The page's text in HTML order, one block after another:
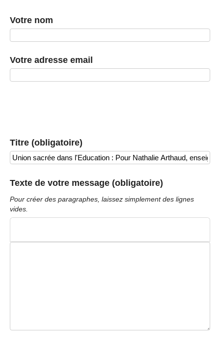
Votre nom
Votre adresse email
Titre (obligatoire)
Texte de votre message (obligatoire)
Pour créer des paragraphes, laissez simplement des lignes
vides.